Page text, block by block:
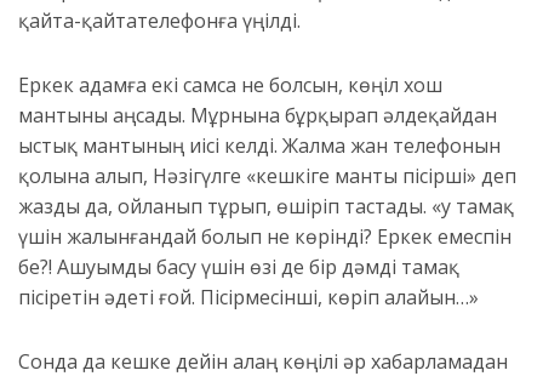
қайта-қайтателефонға үңілді.
Еркек адамға екі самса не болсын, көңіл хош
мантыны аңсады. Мұрнына бұрқырап әлдеқайдан
ыстық мантының иісі келді. Жалма жан телефонын
қолына алып, Нәзігүлге «кешкіге манты пісірші» деп
жазды да, ойланып тұрып, өшіріп тастады. «Қу тамақ
үшін жалынғандай болып не көрінді? Еркек емеспін
бе?! Ашуымды басу үшін өзі де бір дәмді тамақ
пісіретін әдеті ғой. Пісірмесінші, көріп алайын…»
Сонда да кешке дейін алаң көңілі әр хабарламадан